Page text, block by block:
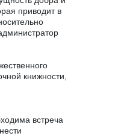
приводит в
книжности,
встреча